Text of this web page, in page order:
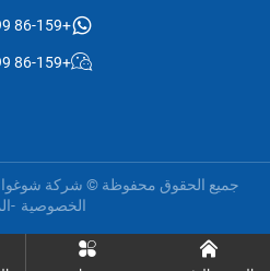
+86-159 63404599
+86-159 63404599
جميع الحقوق محفوظة © شركة
الخصوصية -